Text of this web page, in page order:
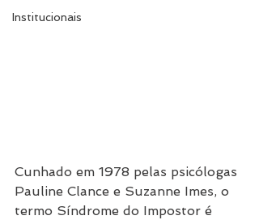
Institucionais
Cunhado em 1978 pelas psicólogas
Pauline Clance e Suzanne Imes, o
termo Síndrome do Impostor é